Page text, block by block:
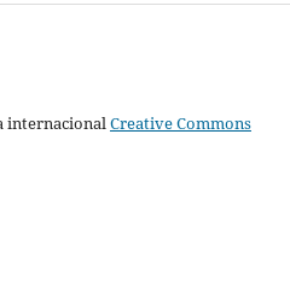
internacionalCreative Commons